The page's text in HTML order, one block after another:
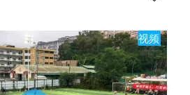
视频